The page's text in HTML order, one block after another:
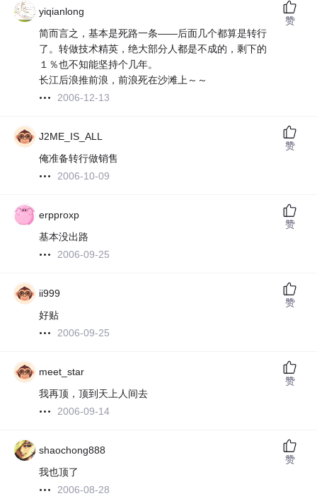
yiqianlong
简而言之，基本是死路一条——后面几个都算是转行
了。转做技术精英，绝大部分人都是不成的，剩下的
１％也不知能坚持个几年。
长江后浪推前浪，前浪死在沙滩上～～
2006-12-13
赞
J2ME_IS_ALL
俺准备转行做销售
2006-10-09
赞
erpproxp
基本没出路
2006-09-25
赞
ii999
好贴
2006-09-25
赞
meet_star
我再顶，顶到天上人间去
2006-09-14
赞
shaochong888
我也顶了
2006-08-28
赞